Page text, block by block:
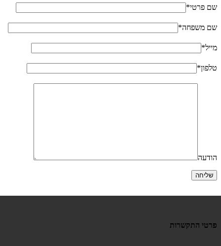
שם פרטי*
שם משפחה*
מייל*
טלפון*
הודעה
שליחה
פרטי התקשרות